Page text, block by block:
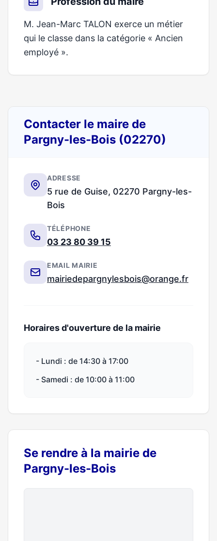
M. Jean-Marc TALON exerce un métier
qui le classe dans la catégorie « Ancien
employé ».
Contacter le maire de
Pargny-les-Bois (02270)
ADRESSE
5 rue de Guise, 02270 Pargny-les-
Bois
TÉLÉPHONE
03 23 80 39 15
EMAIL MAIRIE
mairiedepargnylesbois@orange.fr
Horaires d'ouverture de la mairie
- Lundi : de 14:30 à 17:00
- Samedi : de 10:00 à 11:00
Se rendre à la mairie de
Pargny-les-Bois